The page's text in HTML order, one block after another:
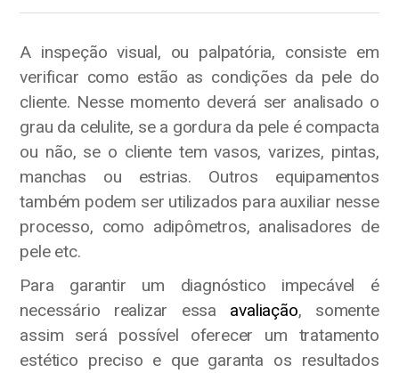
A inspeção visual, ou palpatória, consiste em
verificar como estão as condições da pele do
cliente. Nesse momento deverá ser analisado o
grau da celulite, se a gordura da pele é compacta
ou não, se o cliente tem vasos, varizes, pintas,
manchas ou estrias. Outros equipamentos
também podem ser utilizados para auxiliar nesse
processo, como adipômetros, analisadores de
pele etc.
Para garantir um diagnóstico impecável é
necessário realizar essa avaliação, somente
assim será possível oferecer um tratamento
estético preciso e que garanta os resultados